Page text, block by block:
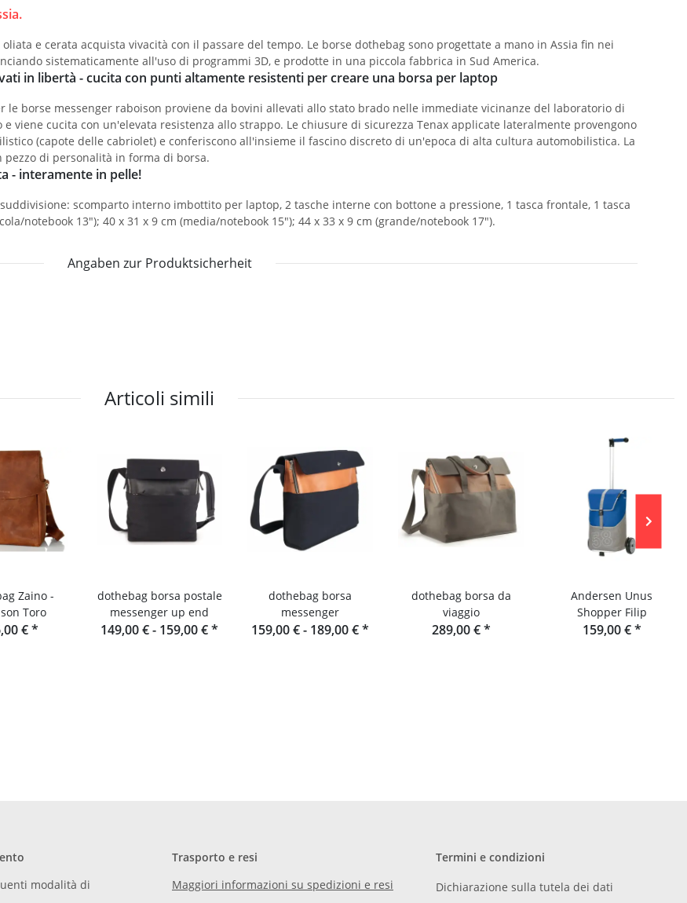
e cerata acquista vivacità con il passare del tempo. Le borse dothebag sono progettate a mano in Assia fin nei
sistematicamente all'uso di programmi 3D, e prodotte in una piccola fabbrica in Sud America.
in libertà - cucita con punti altamente resistenti per creare una borsa per laptop
le borse messenger raboison proviene da bovini allevati allo stato brado nelle immediate vicinanze del laboratorio di
viene cucita con un'elevata resistenza allo strappo. Le chiusure di sicurezza Tenax applicate lateralmente provengono
(capote delle cabriolet) e conferiscono all'insieme il fascino discreto di un'epoca di alta cultura automobilistica. La
pezzo di personalità in forma di borsa.
- interamente in pelle!
scomparto interno imbottito per laptop, 2 tasche interne con bottone a pressione, 1 tasca frontale, 1 tasca
notebook 13"); 40 x 31 x 9 cm (media/notebook 15"); 44 x 33 x 9 cm (grande/notebook 17").
Angaben zur Produktsicherheit
Articoli simili
-
Toro
€*
dothebag borsa postale
messenger up end
149,00 € - 159,00 €*
dothebag borsa
messenger
159,00 € - 189,00 €*
dothebag borsa da
viaggio
289,00 €*
Andersen Unus
Shopper Filip
159,00 €*
modalità di
Trasporto e resi
Maggiori informazioni su spedizioni e resi
Termini e condizioni
Dichiarazione sulla tutela dei dati